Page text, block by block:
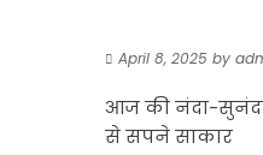
April 8, 2025 by
आज की नंदा-सुनंदा
से सपने साकार